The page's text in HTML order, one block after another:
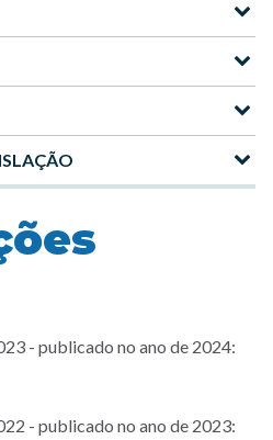
- publicado no ano de 2024:
- publicado no ano de 2023: